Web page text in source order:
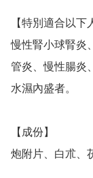
【特別適合以下
慢性腎小球腎炎
管炎、慢性腸炎
水濕內盛者。
【成份】
炮附片、白朮、